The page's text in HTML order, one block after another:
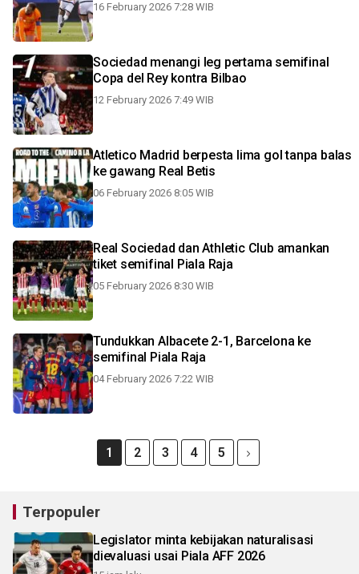
16 February 2026 7:28 WIB
Sociedad menangi leg pertama semifinal
Copa del Rey kontra Bilbao
12 February 2026 7:49 WIB
Atletico Madrid berpesta lima gol tanpa balas
ke gawang Real Betis
06 February 2026 8:05 WIB
Real Sociedad dan Athletic Club amankan
tiket semifinal Piala Raja
05 February 2026 8:30 WIB
Tundukkan Albacete 2-1, Barcelona ke
semifinal Piala Raja
04 February 2026 7:22 WIB
1 2 3 4 5
Terpopuler
Legislator minta kebijakan naturalisasi
dievaluasi usai Piala AFF 2026